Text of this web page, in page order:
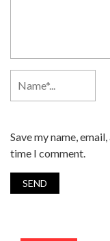
Save my name,
time I comment.